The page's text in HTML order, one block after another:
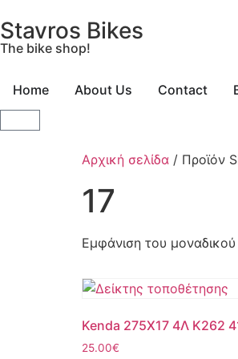
Stavros Bikes
The bike shop!
Home About Us Contact
Αρχική σελίδα / Προϊόν
17
Εμφάνιση του
Kenda 275Χ17 4Λ Κ262
25.00€